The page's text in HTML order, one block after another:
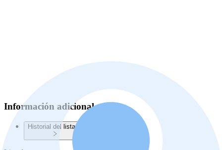
Información adicional
Historial del listado